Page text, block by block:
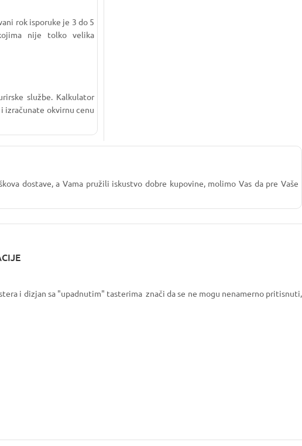
rok isporuke je 3 do 5
nije tolko velika
službe. Kalkulator
i izračunate okvirnu cenu
dostave, a Vama pružili iskustvo dobre kupovine, molimo Vas da pre Vaše
i dizjan sa "upadnutim" tasterima znači da se ne mogu nenamerno pritisnuti,